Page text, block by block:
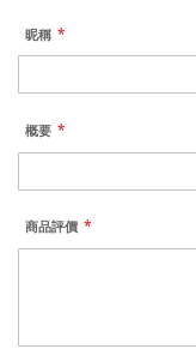
昵稱
概要
商品評價